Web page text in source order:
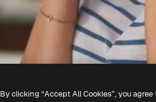
By clicking “Accept All Cookies”, you